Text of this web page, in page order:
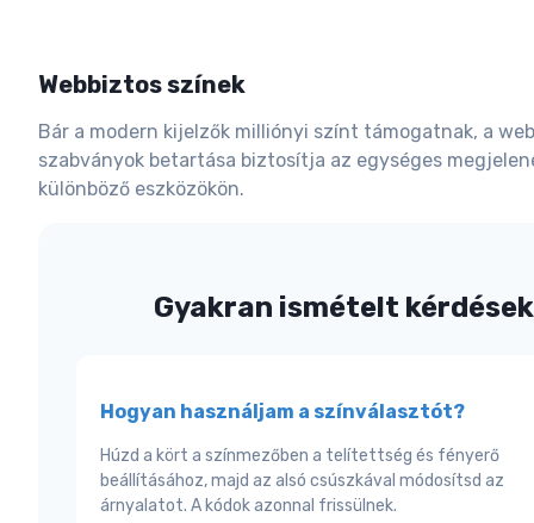
Webbiztos színek
Bár a modern kijelzők milliónyi színt támogatnak, a
szabványok betartása biztosítja az egységes
különböző eszközökön.
Gyakran ismételt kérdések
Hogyan használjam a színválasztót?
Húzd a kört a színmezőben a telítettség és fényerő
beállításához, majd az alsó csúszkával módosítsd az
árnyalatot. A kódok azonnal frissülnek.